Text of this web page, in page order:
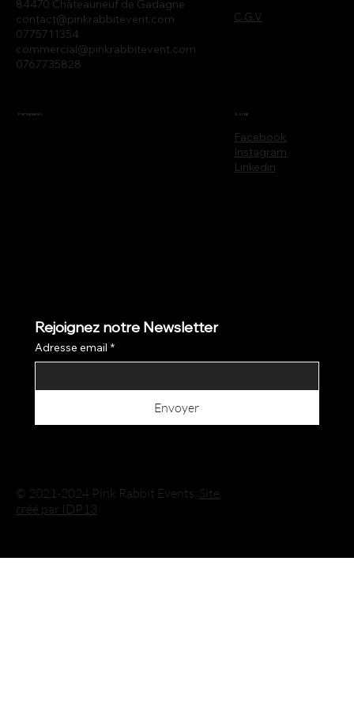
84470 Châteauneuf de Gadagne
contact@pinkrabbitevent.com
0775711354
commercial@pinkrabbitevent.com
0767735828
C.G.V
Partenaires
Facebook
Instagram
Linkedin
Social
Rejoignez notre Newsletter
Adresse email *
Envoyer
© 2021-2024 Pink Rabbit Events. Site
créé par IDP13